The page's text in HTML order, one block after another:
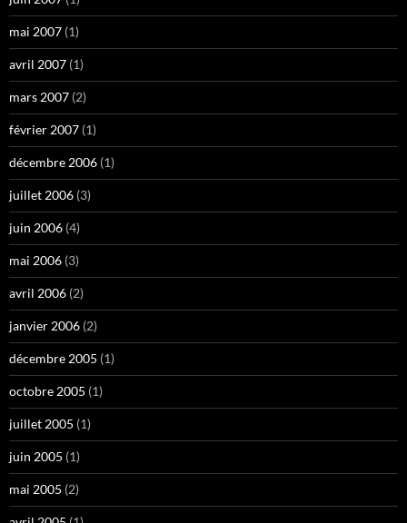
mai 2007 (1)
avril 2007 (1)
mars 2007 (2)
février 2007 (1)
décembre 2006 (1)
juillet 2006 (3)
juin 2006 (4)
mai 2006 (3)
avril 2006 (2)
janvier 2006 (2)
décembre 2005 (1)
octobre 2005 (1)
juillet 2005 (1)
juin 2005 (1)
mai 2005 (2)